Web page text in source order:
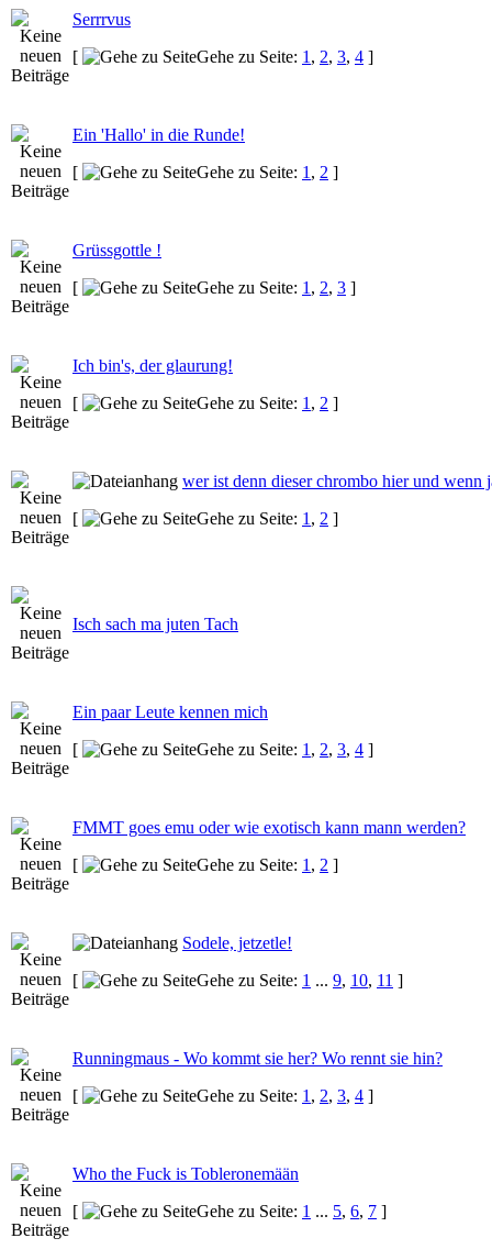
Serrrvus
[
Gehe zu Seite: 1 , 2, 3, 4 ]
Ein 'Hallo' in die Runde!
[
Gehe zu Seite: 1 , 2 ]
Grüssgottle !
[
Gehe zu Seite: 1 , 2, 3 ]
Ich bin's, der glaurung!
[
Gehe zu Seite: 1 , 2 ]
wer ist denn dieser chrombo hier und wenn
[
Gehe zu Seite: 1 , 2 ]
Isch sach ma juten Tach
Ein paar Leute kennen mich
[
Gehe zu Seite: 1 , 2, 3, 4 ]
FMMT goes emu oder wie exotisch kann mann werden?
[
Gehe zu Seite: 1 , 2 ]
Sodele, jetzetle!
[
Gehe zu Seite: 1 ... 9, 10, 11 ]
Runningmaus - Wo kommt sie her? Wo rennt sie hin?
[
Gehe zu Seite: 1 , 2, 3, 4 ]
Who the Fuck is Tobleronemään
[
Gehe zu Seite: 1 ... 5, 6, 7 ]